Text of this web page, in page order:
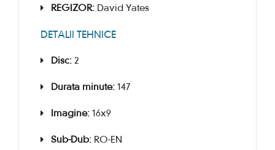
REGIZOR: David Yates
DETALII TEHNICE
Disc: 2
Durata minute: 147
Imagine: 16x9
Sub-Dub: RO-EN